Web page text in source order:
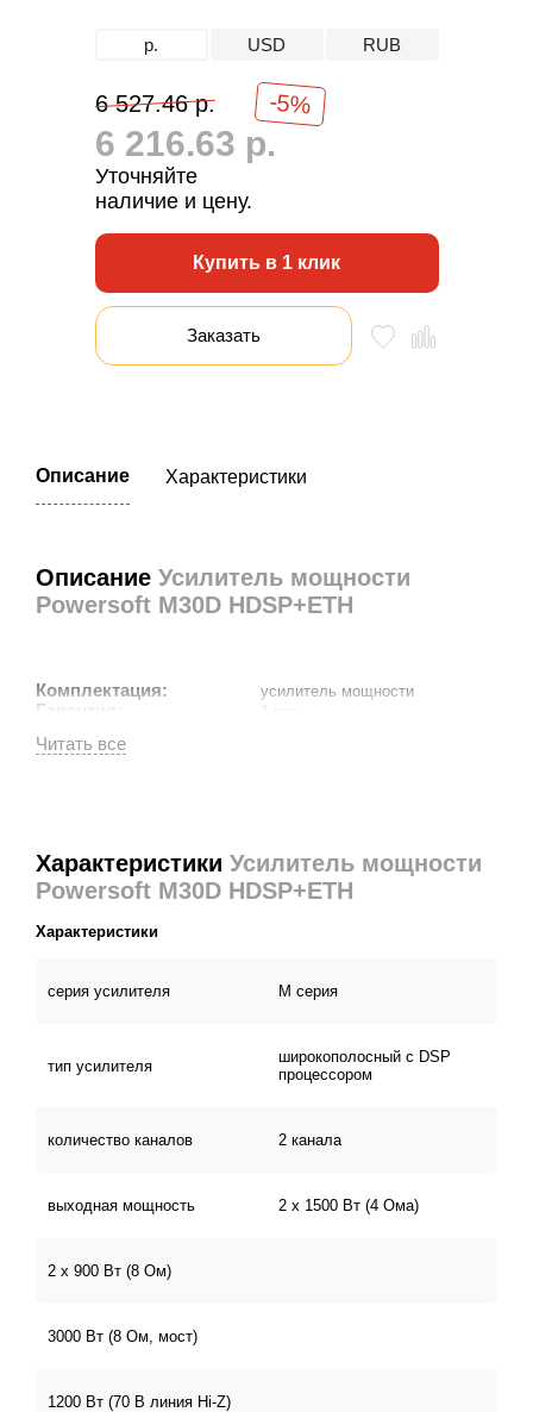
р. USD RUB
6 527.46 р. -5%
6 216.63 р.
Уточняйте
наличие и цену.
Купить в 1 клик
Заказать
Описание Характеристики
Описание Усилитель мощности
Powersoft M30D HDSP+ETH
Комплектация: усилитель мощности
Гарантия: 1 год
Характеристики Усилитель мощности
Powersoft M30D HDSP+ETH
Характеристики
серия усилителя M серия
тип усилителя
широкополосный с DSP
процессором
количество каналов 2 канала
выходная мощность 2 х 1500 Вт (4 Ома)
2 х 900 Вт (8 Ом)
3000 Вт (8 Ом, мост)
1200 Вт (70 В линия Hi-Z)